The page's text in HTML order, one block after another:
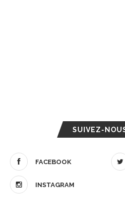
SUIVEZ-
FACEBOOK
INSTAGRAM